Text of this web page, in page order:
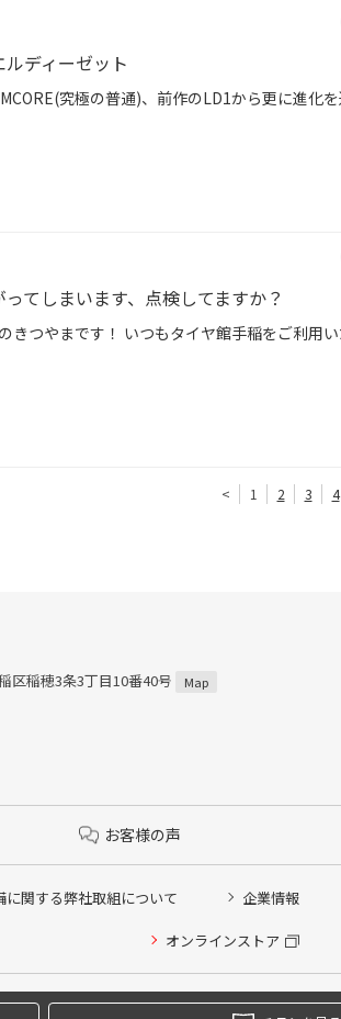
ディーゼット
てしまいます、点検してますか？
< 1 2 3 4
区稲穂3条3丁目10番40号 Map
お客様の声
に関する弊社取組について 企業情報
オンラインストア